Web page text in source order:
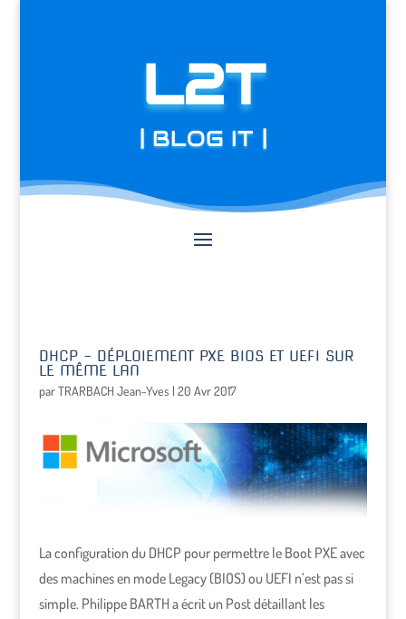
L2T
| BLOG IT |
DHCP – DÉPLOIEMENT PXE BIOS ET UEFI SUR
LE MÊME LAN
parTRARBACH Jean-Yves | 20 Avr 2017
La configuration du DHCP pour permettre le Boot PXE avec
des machines en mode Legacy (BIOS) ou UEFI n’est pas si
simple. Philippe BARTH a écrit un Post détaillant les